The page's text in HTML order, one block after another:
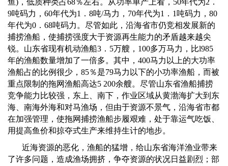
鱼) ，低质种类占68％左右。从功率单产上看， 50年代为2 ．
9吨码力， 60年代为1 ． 8吨/马力， 70年代为1 ． 1 吨码力， 80
年代为0 ． 68吨码力。尽管如此，沿海省市仍竞相发展新的
捕捞渔船，使捕捞强度大于资源再生能力的矛盾越来越尖
锐。山东省现有机动渔船3 ． 5万艘， 100多万马力，比l985
年的渔船数量增加了一倍多。其中， 400马力以上的大功率
渔船占的比例很少， 85％是79马力以下的小功率渔船，而被
重点限制的拖网渔船高达5 200余艘。尽管山东省渔船捕捞
竞争能力比较强，东上、南下，作业区域从黄渤海扩大到东
海、南海外海和对马渔场，但由于资源不景气，沿海省市都
在加强管理，使拖网捕捞渔船步履艰难，处于靠运气吃饭、
用提高鱼价和掠夺式生产来维持生计的地步。
近海资源的恶化，渔船的猛增，给山东省海洋渔业带来
了许多问题，造成渔场拥挤，争夺资源的状况日益剧烈；部